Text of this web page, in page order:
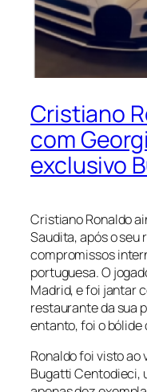
Cristiano
com
exclusivo
Cristiano Ronaldo
Saudita, após o seu
compromissos
portuguesa. O
Madrid, e foi jantar
restaurante da sua
entanto, foi o bólide
Ronaldo foi visto
Bugatti Centodieci,